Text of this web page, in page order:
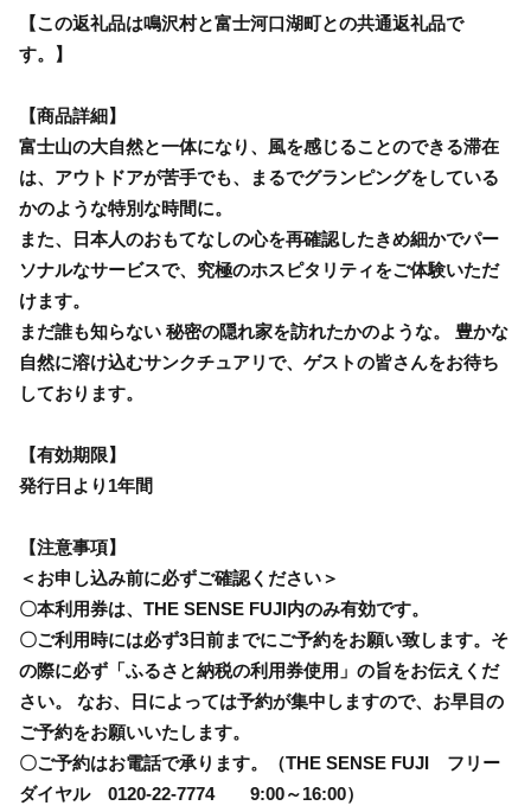
【この返礼品は鳴沢村と富士河口湖町との共通返礼品で
す。】
【商品詳細】
富士山の大自然と一体になり、風を感じることのできる滞在
は、アウトドアが苦手でも、まるでグランピングをしている
かのような特別な時間に。
また、日本人のおもてなしの心を再確認したきめ細かでパー
ソナルなサービスで、究極のホスピタリティをご体験いただ
けます。
まだ誰も知らない 秘密の隠れ家を訪れたかのような。 豊かな
自然に溶け込むサンクチュアリで、ゲストの皆さんをお待ち
しております。
【有効期限】
発行日より1年間
【注意事項】
＜お申し込み前に必ずご確認ください＞
〇本利用券は、THE SENSE FUJI内のみ有効です。
〇ご利用時には必ず3日前までにご予約をお願い致します。そ
の際に必ず「ふるさと納税の利用券使用」の旨をお伝えくだ
さい。 なお、日によっては予約が集中しますので、お早目の
ご予約をお願いいたします。
〇ご予約はお電話で承ります。（THE SENSE FUJI フリー
ダイヤル 0120-22-7774 9:00～16:00）